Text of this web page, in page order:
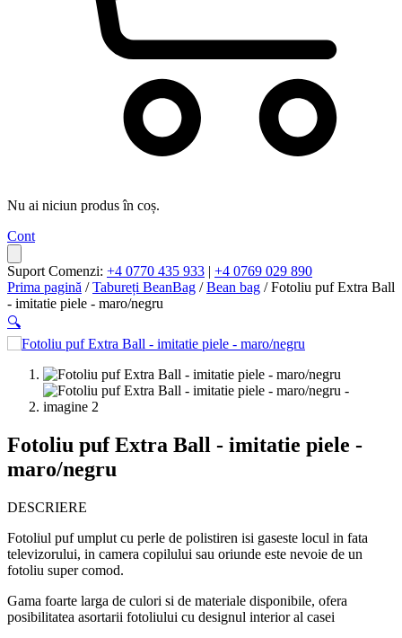
Nu ai niciun produs în coș.
Cont
Suport Comenzi: +4 0770 435 933 | +4 0769 029 890
Prima pagină /Tabureți BeanBag /Bean bag / Fotoliu puf Extra Ball
- imitatie piele - maro/negru
🔍
Fotoliu puf Extra Ball - imitatie piele -
maro/negru
DESCRIERE
Fotoliul puf umplut cu perle de polistiren isi gaseste locul in fata
televizorului, in camera copilului sau oriunde este nevoie de un
fotoliu super comod.
Gama foarte larga de culori si de materiale disponibile, ofera
posibilitatea asortarii fotoliului cu designul interior al casei